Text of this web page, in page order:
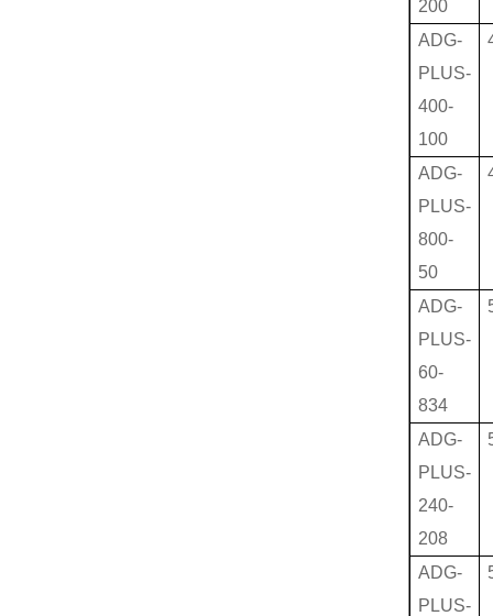
200
ADG-
PLUS-
400-
100
ADG-
PLUS-
800-
50
ADG-
PLUS-
60-
834
ADG-
PLUS-
240-
208
ADG-
PLUS-